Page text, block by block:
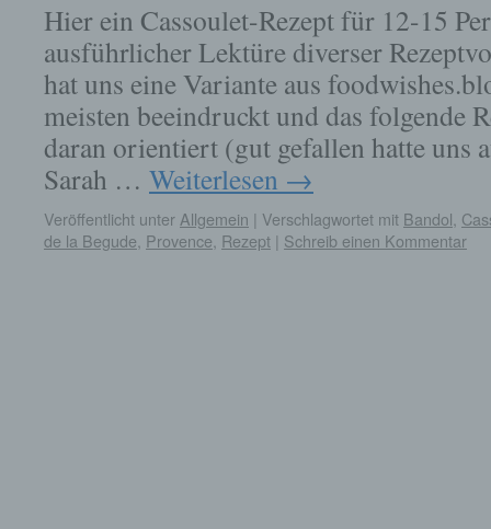
Hier ein Cassoulet-Rezept für 12-15
ausführlicher Lektüre diverser
hat uns eine Variante aus
meisten beeindruckt und das folgende
daran orientiert (gut gefallen hatte uns
Sarah … Weiterlesen →
Veröffentlicht unter Allgemein | Verschlagwortet mit Bandol
de la Begude Provence Rezept | Schreib einen Kommentar